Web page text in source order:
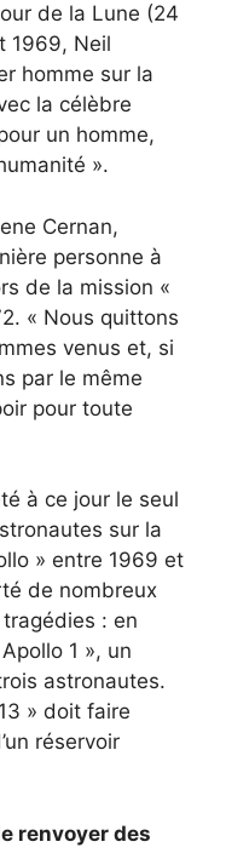
de la Lune (24
1969, Neil
homme sur la
la célèbre
un homme,
».
Cernan,
personne à
de la mission «
« Nous quittons
venus et, si
par le même
pour toute
à ce jour le seul
sur la
» entre 1969 et
de nombreux
: en
1 », un
astronautes.
» doit faire
réservoir
renvoyer des